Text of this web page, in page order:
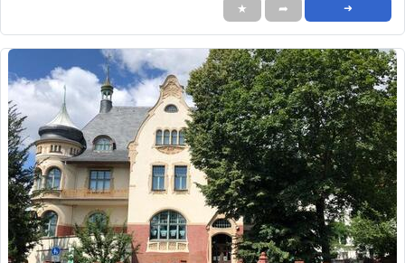
★ ➦ ➜